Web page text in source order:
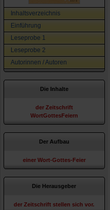
Inhaltsverzeichnis
Einführung
Leseprobe 1
Leseprobe 2
Autorinnen / Autoren
Die Inhalte
der Zeitschrift
WortGottesFeiern
Der Aufbau
einer Wort-Gottes-Feier
Die Herausgeber
der Zeitschrift stellen sich vor.